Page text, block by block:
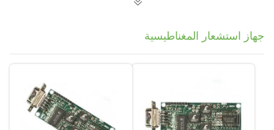
جهاز استشعار المغناطيسية